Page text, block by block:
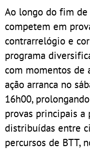
Ao longo do fim de
competem em
contrarrelógio e
programa
com momentos de
ação arranca no
16h00,
provas principais a
distribuídas entre
percursos de BTT,